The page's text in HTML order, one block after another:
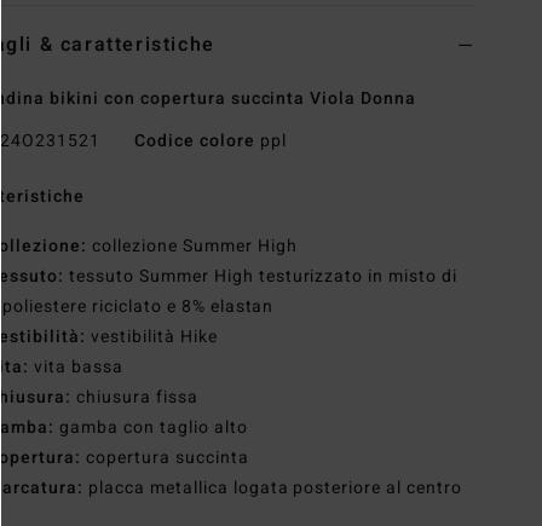
& caratteristiche
bikini con copertura succinta Viola Donna
24O231521 Codice colore ppl
Collezione: collezione Summer High
Tessuto: tessuto Summer High testurizzato in misto di
poliestere riciclato e 8% elastan
Vestibilità: vestibilità Hike
Vita: vita bassa
Chiusura: chiusura fissa
Gamba: gamba con taglio alto
Copertura: copertura succinta
Marcatura: placca metallica logata posteriore al centro